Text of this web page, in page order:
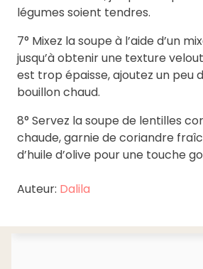
légumes soient tendres.
7° Mixez la soupe à l’aide d’un
jusqu’à obtenir une texture
est trop épaisse, ajoutez un peu
bouillon chaud.
8° Servez la soupe de lentilles
chaude, garnie de coriandre
d’huile d’olive pour une touche
Auteur: Dalila